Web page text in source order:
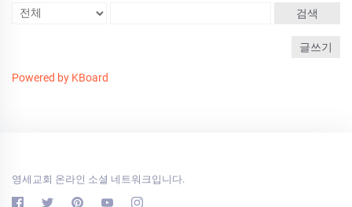
검색
글쓰기
Powered by KBoard
영세교회 온라인 소셜 네트워크입니다.